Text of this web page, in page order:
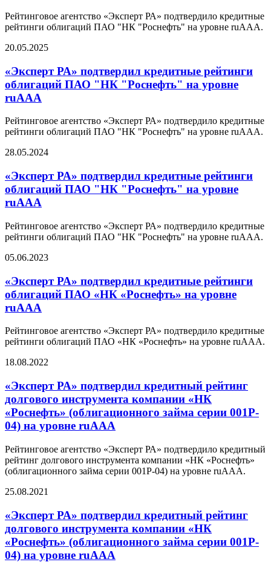
Рейтинговое агентство «Эксперт РА» подтвердило кредитные
рейтинги облигаций ПАО "НК "Роснефть" на уровне ruAAA.
20.05.2025
«Эксперт РА» подтвердил кредитные рейтинги
облигаций ПАО "НК "Роснефть" на уровне
ruAAA
Рейтинговое агентство «Эксперт РА» подтвердило кредитные
рейтинги облигаций ПАО "НК "Роснефть" на уровне ruAAA.
28.05.2024
«Эксперт РА» подтвердил кредитные рейтинги
облигаций ПАО "НК "Роснефть" на уровне
ruAAA
Рейтинговое агентство «Эксперт РА» подтвердило кредитные
рейтинги облигаций ПАО "НК "Роснефть" на уровне ruAAA.
05.06.2023
«Эксперт РА» подтвердил кредитные рейтинги
облигаций ПАО «НК «Роснефть» на уровне
ruAAA
Рейтинговое агентство «Эксперт РА» подтвердило кредитные
рейтинги облигаций ПАО «НК «Роснефть» на уровне ruAAA.
18.08.2022
«Эксперт РА» подтвердил кредитный рейтинг
долгового инструмента компании «НК
«Роснефть» (облигационного займа серии 001P-
04) на уровне ruAAA
Рейтинговое агентство «Эксперт РА» подтвердило кредитный
рейтинг долгового инструмента компании «НК «Роснефть»
(облигационного займа серии 001Р-04) на уровне ruAAA.
25.08.2021
«Эксперт РА» подтвердил кредитный рейтинг
долгового инструмента компании «НК
«Роснефть» (облигационного займа серии 001P-
04) на уровне ruAAA